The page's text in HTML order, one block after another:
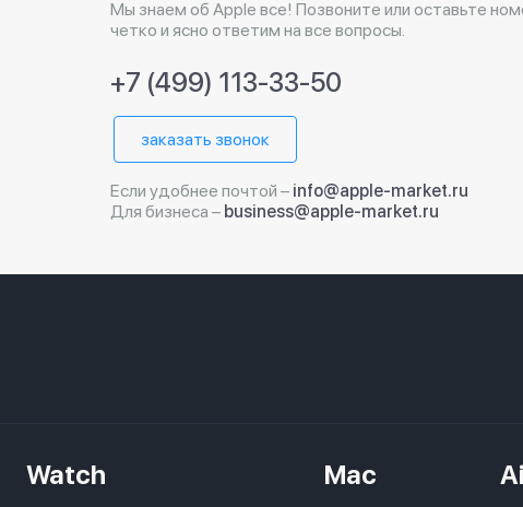
Мы знаем об Apple все! Позвоните или оставьте
четко и ясно ответим на все вопросы.
+7 (499) 113-33-50
заказать звонок
Если удобнее почтой – info@apple-market.ru
Для бизнеса – business@apple-market.ru
Watch Mac